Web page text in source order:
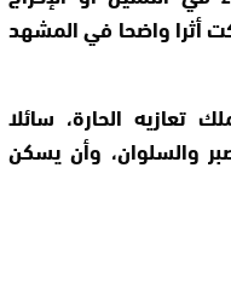
أثرا واضحا في المشهد
تعازيه الحارة، سائلا
والسلوان، وأن يسكن